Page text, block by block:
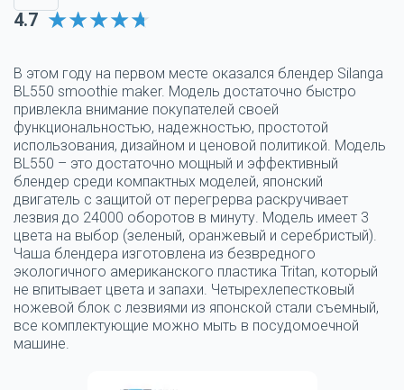
4.7
В этом году на первом месте оказался блендер Silanga
BL550 smoothie maker. Модель достаточно быстро
привлекла внимание покупателей своей
функциональностью, надежностью, простотой
использования, дизайном и ценовой политикой. Модель
BL550 – это достаточно мощный и эффективный
блендер среди компактных моделей, японский
двигатель с защитой от перегрерва раскручивает
лезвия до 24000 оборотов в минуту. Модель имеет 3
цвета на выбор (зеленый, оранжевый и серебристый).
Чаша блендера изготовлена из безвредного
экологичного американского пластика Tritan, который
не впитывает цвета и запахи. Четырехлепестковый
ножевой блок с лезвиями из японской стали съемный,
все комплектующие можно мыть в посудомоечной
машине.